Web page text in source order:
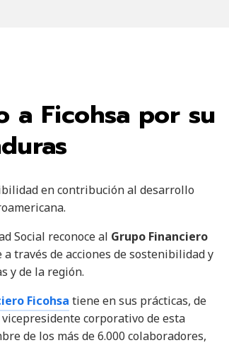
a Ficohsa por su
en contribución al desarrollo
Social reconoce al Grupo Financiero
través de acciones de sostenibilidad y
y de la región.
Ficohsa tiene en sus prácticas, de
corporativo de esta
de los más de 6.000 colaboradores,